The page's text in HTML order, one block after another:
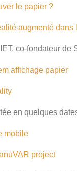
le papier ?
augmenté dans
co-fondateur de
affichage papier
en quelques
mobile
project